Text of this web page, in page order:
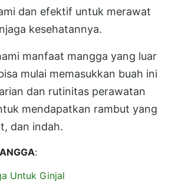
dan efektif untuk merawat
kesehatannya.
manfaat mangga yang luar
mulai memasukkan buah ini
dan rutinitas perawatan
mendapatkan rambut yang
dan indah.
:
Untuk Ginjal